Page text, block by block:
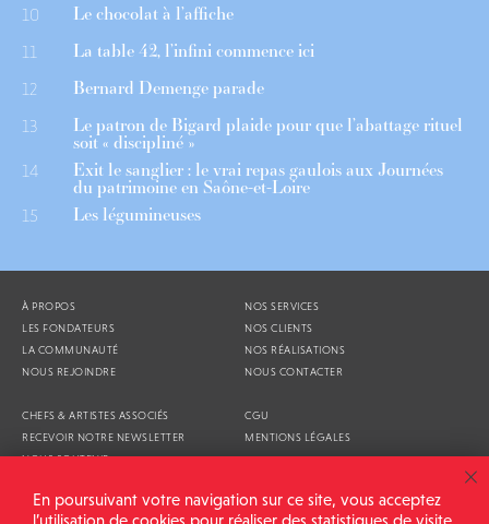
10 Le chocolat à l’affiche
11 La table 42, l’infini commence ici
12 Bernard Demenge parade
13 Le patron de Bigard plaide pour que l’abattage rituel
soit « discipliné »
14 Exit le sanglier : le vrai repas gaulois aux Journées
du patrimoine en Saône-et-Loire
15 Les légumineuses
À PROPOS
LES FONDATEURS
LA COMMUNAUTÉ
NOUS REJOINDRE
NOS SERVICES
NOS CLIENTS
NOS RÉALISATIONS
NOUS CONTACTER
CHEFS & ARTISTES ASSOCIÉS
RECEVOIR NOTRE NEWSLETTER
NOUS SOUTENIR
CGU
MENTIONS LÉGALES
En poursuivant votre navigation sur ce site, vous acceptez
l’utilisation de cookies pour réaliser des statistiques de visite.